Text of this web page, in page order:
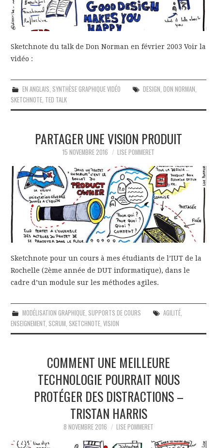
Sketchnote du talk de Don Norman en février 2003 Voir la
vidéo :
EN ANGLAIS SYNTHÈSE GRAPHIQUE VIDÉO DESIGN DON NORMAN
SKETCHNOTE TED TALK
PARTAGER UNE VISION PRODUIT
15 NOVEMBRE 2016 LISE POMMERET
Sketchnote pour un cours à mes étudiants de l’IUT de la
Rochelle (2ème année de DUT informatique), dans le
cadre d’un module sur les méthodes agiles.
MODÉLISATION GRAPHIQUE, SUPPORTS DE COURS AGILITÉ,
ENSEIGNEMENT SCRUM SKETCHNOTE ,VISION
COMMENT UNE MEILLEURE
TECHNOLOGIE POURRAIT NOUS
PROTÉGER DES DISTRACTIONS –
TRISTAN HARRIS
8 NOVEMBRE 2016 LISE POMMERET